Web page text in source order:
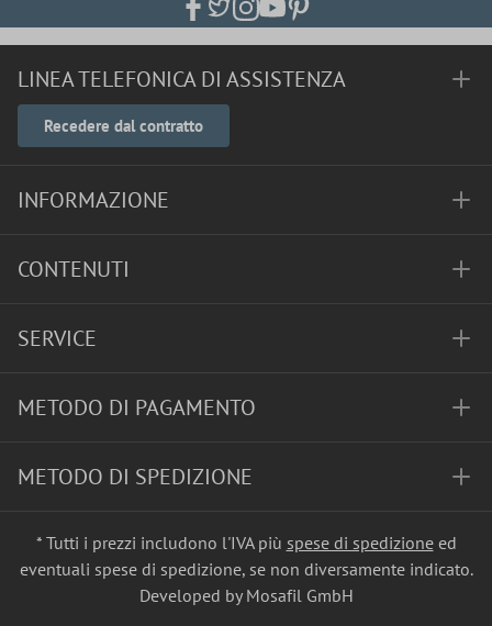
LINEA TELEFONICA DI ASSISTENZA
Recedere dal contratto
INFORMAZIONE
CONTENUTI
SERVICE
METODO DI PAGAMENTO
METODO DI SPEDIZIONE
* Tutti i prezzi includono l'IVA più spese di spedizioneed
eventuali spese di spedizione, se non diversamente indicato.
Developed by Mosafil GmbH